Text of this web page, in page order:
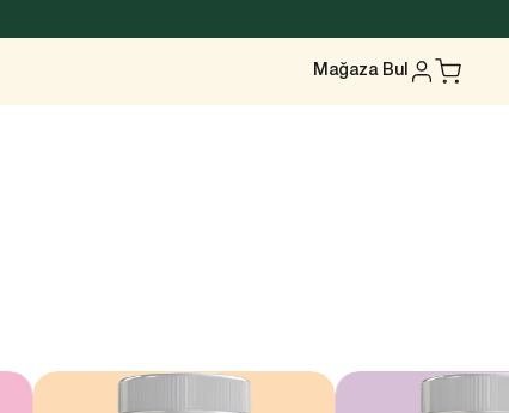
Mağaza Bul